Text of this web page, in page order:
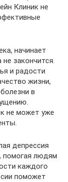
Клиник не
начинает
закончится.
и радости
жизни,
в
не может уже
депрессия
помогая людям
каждого
поможет